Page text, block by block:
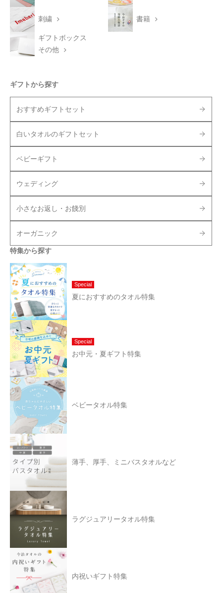
刺繍 書籍
ギフトボックス
その他
ギフトから探す
おすすめギフトセット
白いタオルのギフトセット
ベビーギフト
ウェディング
小さなお返し・お餞別
オーガニック
特集から探す
Special
夏におすすめのタオル特集
Special
お中元・夏ギフト特集
ベビータオル特集
薄手、厚手、ミニバスタオルなど
ラグジュアリータオル特集
内祝いギフト特集